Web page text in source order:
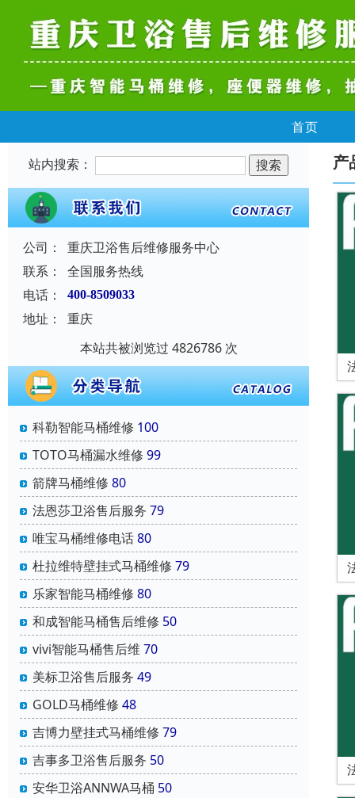
首页
站内搜索：
公司：
重庆卫浴售后维修服务中心
联系：
全国服务热线
电话：
400-8509033
地址：
重庆
本站共被浏览过 4826786 次
科勒智能马桶维修 100
TOTO马桶漏水维修 99
箭牌马桶维修 80
法恩莎卫浴售后服务 79
唯宝马桶维修电话80
杜拉维特壁挂式马桶维修 79
乐家智能马桶维修 80
和成智能马桶售后维修 50
vivi智能马桶售后维 70
美标卫浴售后服务 49
GOLD马桶维修 48
吉博力壁挂式马桶维修 79
吉事多卫浴售后服务 50
安华卫浴ANNWA马桶 50
产